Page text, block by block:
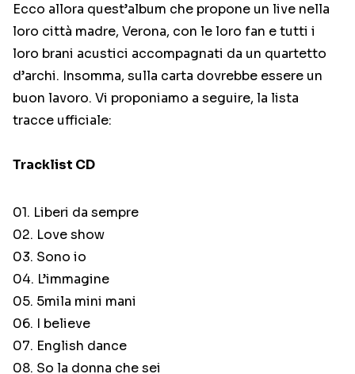
Ecco allora quest’album che propone un live nella
loro città madre, Verona, con le loro fan e tutti i
loro brani acustici accompagnati da un quartetto
d’archi. Insomma, sulla carta dovrebbe essere un
buon lavoro. Vi proponiamo a seguire, la lista
tracce ufficiale:
Tracklist CD
01. Liberi da sempre
02. Love show
03. Sono io
04. L’immagine
05. 5mila mini mani
06. I believe
07. English dance
08. So la donna che sei